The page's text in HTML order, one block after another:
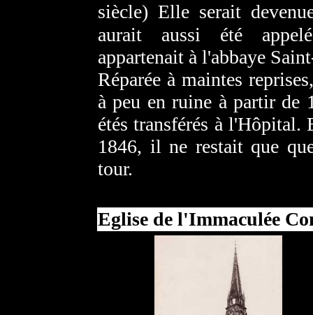
siècle) Elle serait
aurait aussi été
appartenait à l'abbaye
Réparée à maintes
à peu en ruine à partir de
étés transférés à
1846, il ne restait que
tour.
Eglise de l'Immaculée